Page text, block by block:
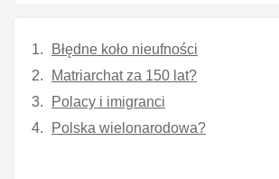
Błędne koło nieufności
Matriarchat za 150 lat?
Polacy i imigranci
Polska wielonarodowa?